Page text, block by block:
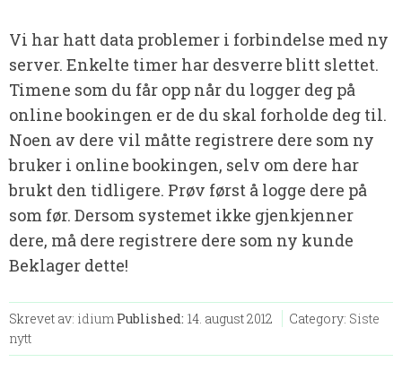
Vi har hatt data problemer i forbindelse med ny
server. Enkelte timer har desverre blitt slettet.
Timene som du får opp når du logger deg på
online bookingen er de du skal forholde deg til.
Noen av dere vil måtte registrere dere som ny
bruker i online bookingen, selv om dere har
brukt den tidligere. Prøv først å logge dere på
som før. Dersom systemet ikke gjenkjenner
dere, må dere registrere dere som ny kunde
Beklager dette!
Skrevet av: idium Published: 14. august 2012 Category: Siste
nytt